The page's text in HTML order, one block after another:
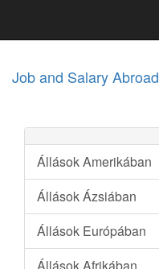
Job and Salary Abroad
Állások Amerikában
Állások Ázsiában
Állások Európában